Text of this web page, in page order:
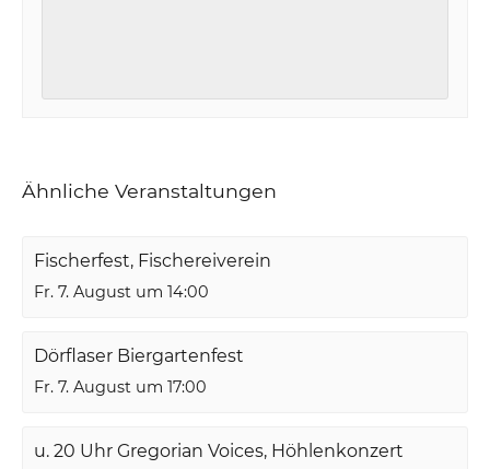
Ähnliche Veranstaltungen
Fischerfest, Fischereiverein
Fr. 7. August um 14:00
Dörflaser Biergartenfest
Fr. 7. August um 17:00
u. 20 Uhr Gregorian Voices, Höhlenkonzert